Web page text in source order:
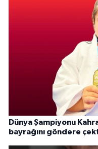
Dünya Şampiyonu
bayrağını göndere